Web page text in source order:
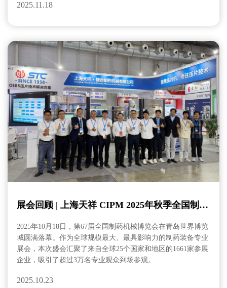
2025.11.18
展会回顾 | 上海天祥 CIPM 2025年秋季全国制药
2025年10月18日，第67届全国制药机械博览会在青岛世界博览
城圆满落幕。作为全球规模最大、最具影响力的制药装备专业
展会，本次盛会汇聚了来自全球25个国家和地区的1661家参展
企业，吸引了超过3万名专业观众到场参观。
2025.10.23